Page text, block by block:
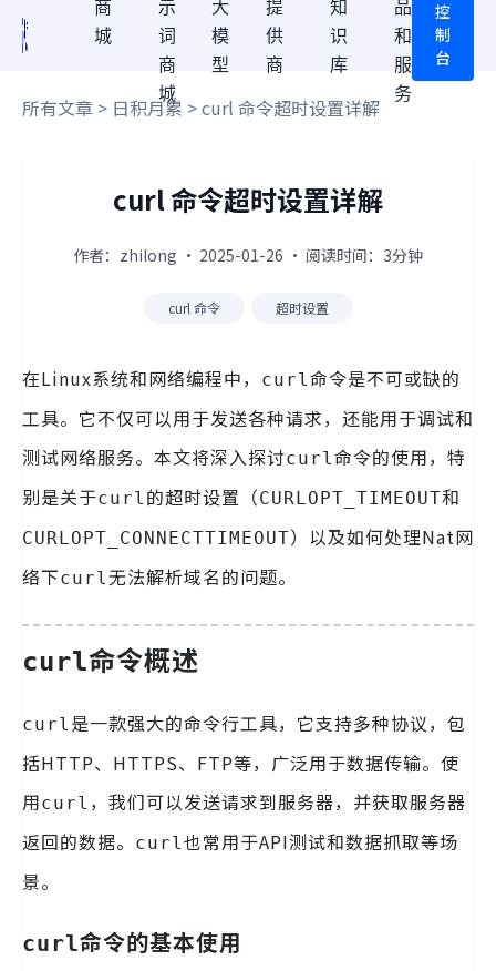
商
城
示
词
商
城
大
模
型
提
供
商
知
识
库
品
和
服
务
控
制
台
所有文章 > 日积月累 > curl 命令超时设置详解
curl 命令超时设置详解
作者：zhilong · 2025-01-26 · 阅读时间：3分钟
curl 命令 超时设置
在Linux系统和网络编程中， curl命令是不可或缺的
工具。它不仅可以用于发送各种请求，还能用于调试和
测试网络服务。本文将深入探讨curl命令的使用，特
别是关于curl 的超时设置（CURLOPT_TIMEOUT和
CURLOPT_CONNECTTIMEOUT）以及如何处理Nat网
络下curl无法解析域名的问题。
curl命令概述
curl 是一款强大的命令行工具，它支持多种协议，包
括HTTP、HTTPS、FTP等，广泛用于数据传输。使
用curl ，我们可以发送请求到服务器，并获取服务器
返回的数据。
curl也常用于API测试和数据抓取等场
景。
curl命令的基本使用